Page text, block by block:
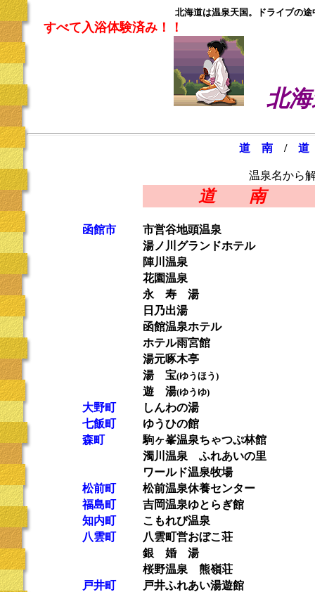
北海道は温泉天国。ドライブの
すべて入浴体験済み！！
北海
道 南 / 道
温泉名から
道 南
函館市
市営谷地頭温泉
湯ノ川グランドホテル
陣川温泉
花園温泉
永 寿 湯
日乃出湯
函館温泉ホテル
ホテル雨宮館
湯元啄木亭
湯 宝(ゆうほう)
遊 湯(ゆうゆ)
大野町
しんわの湯
七飯町
ゆうひの館
森町
駒ヶ峯温泉ちゃつぷ林館
濁川温泉 ふれあいの里
ワールド温泉牧場
松前町
松前温泉休養センター
福島町
吉岡温泉ゆとらぎ館
知内町
こもれび温泉
八雲町
八雲町営おぼこ荘
銀 婚 湯
桜野温泉 熊嶺荘
戸井町
戸井ふれあい湯遊館